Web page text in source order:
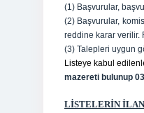
(1) Başvurular,
(2) Başvurular,
reddine karar verilir.
(3) Talepleri uygun
Listeye kabul
mazereti bulunup
LİSTELERİN